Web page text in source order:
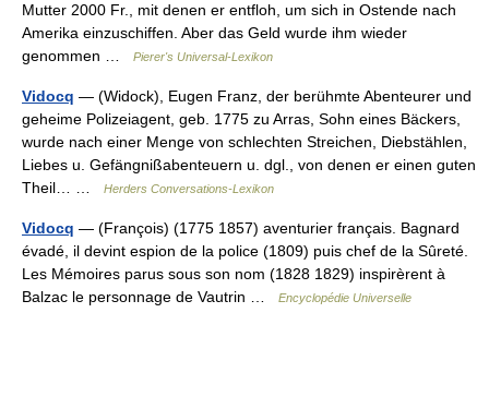
Mutter 2000 Fr., mit denen er entfloh, um sich in Ostende nach
Amerika einzuschiffen. Aber das Geld wurde ihm wieder
genommen …
Pierer's Universal-Lexikon
Vidocq — (Widock), Eugen Franz, der berühmte Abenteurer und
geheime Polizeiagent, geb. 1775 zu Arras, Sohn eines Bäckers,
wurde nach einer Menge von schlechten Streichen, Diebstählen,
Liebes u. Gefängnißabenteuern u. dgl., von denen er einen guten
Theil… …
Herders Conversations-Lexikon
Vidocq — (François) (1775 1857) aventurier français. Bagnard
évadé, il devint espion de la police (1809) puis chef de la Sûreté.
Les Mémoires parus sous son nom (1828 1829) inspirèrent à
Balzac le personnage de Vautrin …
Encyclopédie Universelle